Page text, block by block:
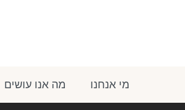
מי אנחנו מה אנו עושים